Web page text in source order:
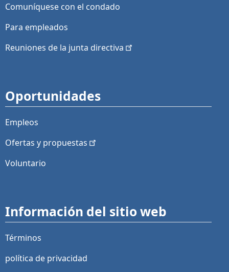
Comuníquese con el condado
Para empleados
Reuniones de la junta directiva
Oportunidades
Empleos
Ofertas y propuestas
Voluntario
Información del sitio web
Términos
política de privacidad